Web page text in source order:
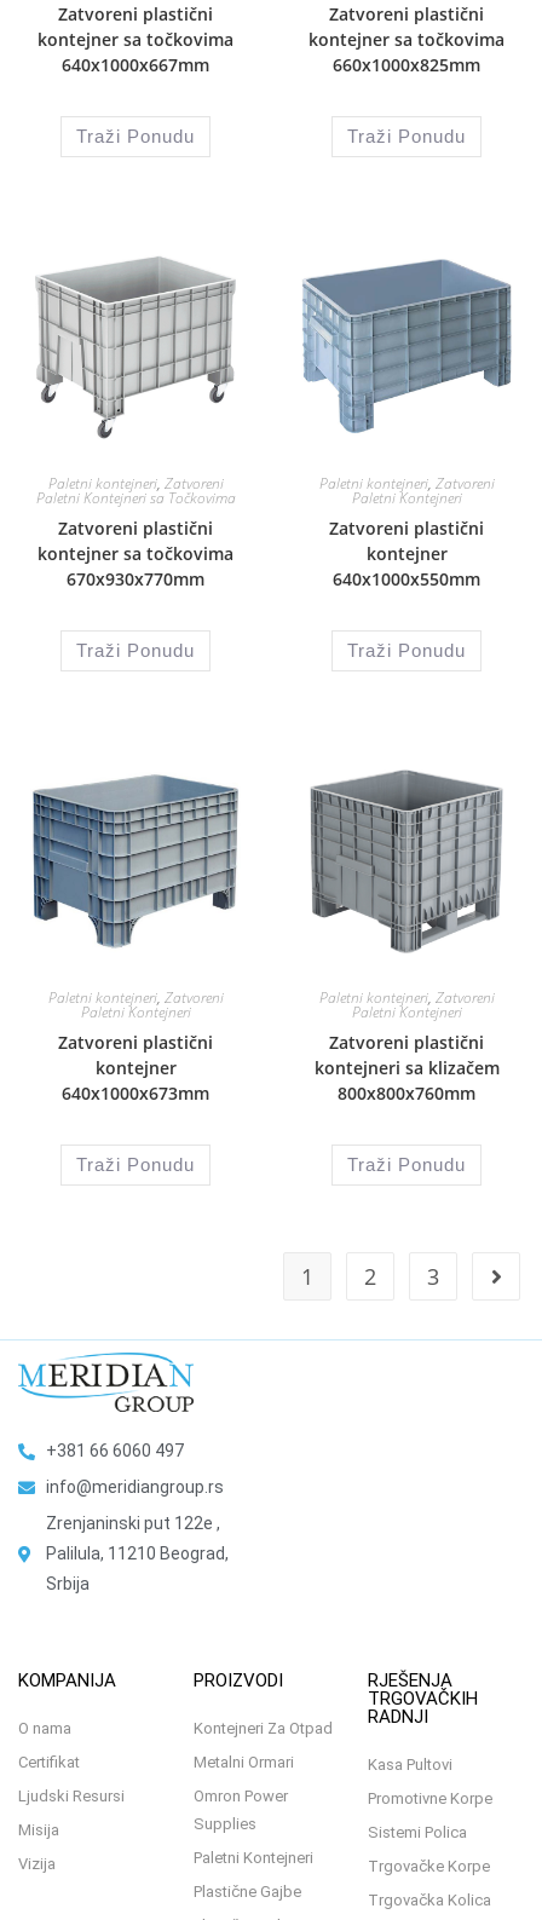
Zatvoreni plastični
kontejner sa točkovima
640x1000x667mm
Traži Ponudu
Zatvoreni plastični
kontejner sa točkovima
660x1000x825mm
Traži Ponudu
Paletni kontejneri, Zatvoreni
Paletni Kontejneri sa Točkovima
Zatvoreni plastični
kontejner sa točkovima
670x930x770mm
Traži Ponudu
Paletni kontejneri, Zatvoreni
Paletni Kontejneri
Zatvoreni plastični
kontejner
640x1000x550mm
Traži Ponudu
Paletni kontejneri, Zatvoreni
Paletni Kontejneri
Zatvoreni plastični
kontejner
640x1000x673mm
Traži Ponudu
Paletni kontejneri, Zatvoreni
Paletni Kontejneri
Zatvoreni plastični
kontejneri sa klizačem
800x800x760mm
Traži Ponudu
1 2 3
+381 66 6060 497
info@meridiangroup.rs
Zrenjaninski put 122e ,
Palilula, 11210 Beograd,
Srbija
KOMPANIJA
O nama
Certifikat
Ljudski Resursi
Misija
Vizija
PROIZVODI
Kontejneri Za Otpad
Metalni Ormari
Omron Power
Supplies
Paletni Kontejneri
Plastične Gajbe
RJEŠENJA
TRGOVAČKIH
RADNJI
Kasa Pultovi
Promotivne Korpe
Sistemi Polica
Trgovačke Korpe
Trgovačka Kolica